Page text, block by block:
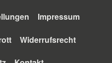
Impressum
Widerrufsrecht